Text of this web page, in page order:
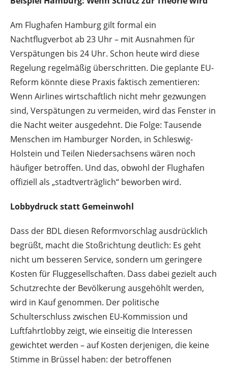
Am Flughafen Hamburg gilt formal ein
Nachtflugverbot ab 23 Uhr – mit Ausnahmen für
Verspätungen bis 24 Uhr. Schon heute wird diese
Regelung regelmäßig überschritten. Die geplante EU-
Reform könnte diese Praxis faktisch zementieren:
Wenn Airlines wirtschaftlich nicht mehr gezwungen
sind, Verspätungen zu vermeiden, wird das Fenster in
die Nacht weiter ausgedehnt. Die Folge: Tausende
Menschen im Hamburger Norden, in Schleswig-
Holstein und Teilen Niedersachsens wären noch
häufiger betroffen. Und das, obwohl der Flughafen
offiziell als „stadtverträglich“ beworben wird.
Lobbydruck statt Gemeinwohl
Dass der BDL diesen Reformvorschlag ausdrücklich
begrüßt, macht die Stoßrichtung deutlich: Es geht
nicht um besseren Service, sondern um geringere
Kosten für Fluggesellschaften. Dass dabei gezielt auch
Schutzrechte der Bevölkerung ausgehöhlt werden,
wird in Kauf genommen. Der politische
Schulterschluss zwischen EU-Kommission und
Luftfahrtlobby zeigt, wie einseitig die Interessen
gewichtet werden – auf Kosten derjenigen, die keine
Stimme in Brüssel haben: der betroffenen